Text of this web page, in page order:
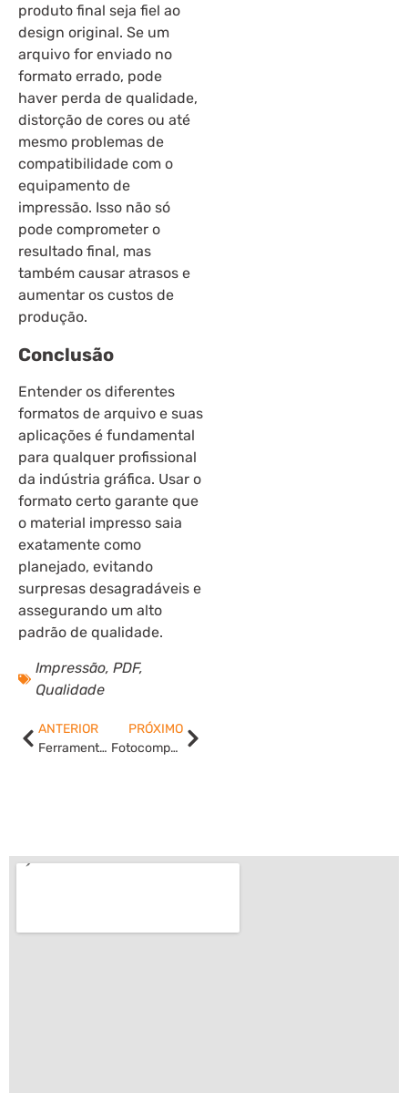
produto final seja fiel ao
design original. Se um
arquivo for enviado no
formato errado, pode
haver perda de qualidade,
distorção de cores ou até
mesmo problemas de
compatibilidade com o
equipamento de
impressão. Isso não só
pode comprometer o
resultado final, mas
também causar atrasos e
aumentar os custos de
produção.
Conclusão
Entender os diferentes
formatos de arquivo e suas
aplicações é fundamental
para qualquer profissional
da indústria gráfica. Usar o
formato certo garante que
o material impresso saia
exatamente como
planejado, evitando
surpresas desagradáveis e
assegurando um alto
padrão de qualidade.
Impressão, PDF,
Qualidade
ANTERIOR
Ferramentas de Gestão: o que são?
PRÓXIMO
Fotocomposição: o que é?